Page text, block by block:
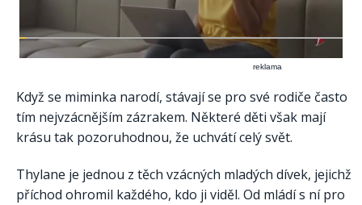
reklama
Když se miminka narodí, stávají se pro své rodiče často
tím nejvzácnějším zázrakem. Některé děti však mají
krásu tak pozoruhodnou, že uchvátí celý svět.
Thylane je jednou z těch vzácných mladých dívek, jejichž
příchod ohromil každého, kdo ji viděl. Od mládí s ní pro